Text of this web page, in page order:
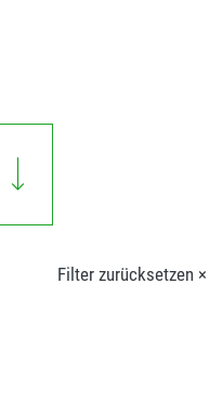
Filter zurücksetzen ×